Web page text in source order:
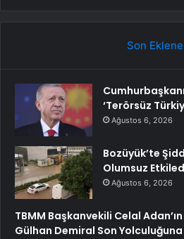
Son
‘Terörsüz
Ağustos 6, 2026
Bozüyük’te
Olumsuz
Ağustos 6, 2026
TBMM Başkanvekili Celal
Gülhan Demiral Son Yolculuğuna